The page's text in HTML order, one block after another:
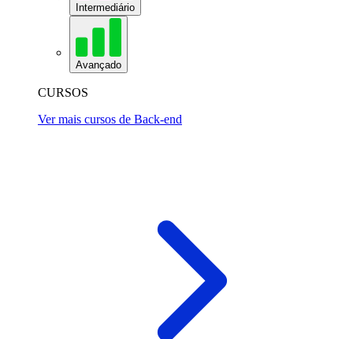
Intermediário
Avançado
CURSOS
Ver mais cursos de Back-end